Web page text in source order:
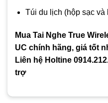
Túi du lịch (hộp sạc
Mua Tai Nghe True
UC chính hãng, giá tốt
Liên hệ Holtine
trợ